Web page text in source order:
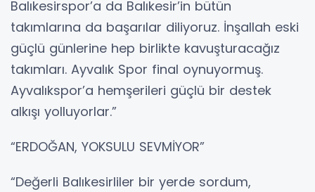
Balıkesirspor’a da Balıkesir’in bütün
takımlarına da başarılar diliyoruz. İnşallah eski
güçlü günlerine hep birlikte kavuşturacağız
takımları. Ayvalık Spor final oynuyormuş.
Ayvalıkspor’a hemşerileri güçlü bir destek
alkışı yolluyorlar.”
“ERDOĞAN, YOKSULU SEVMİYOR”
“Değerli Balıkesirliler bir yerde sordum,